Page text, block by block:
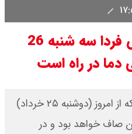
پیش بینی هوای فارس فردا سه شنبه 26
دما در راه است
بررسی نقشه‌ها نشان می‌دهد که از امروز (دوشنبه ۲۵ خرداد)
صاف خواهد بود و در